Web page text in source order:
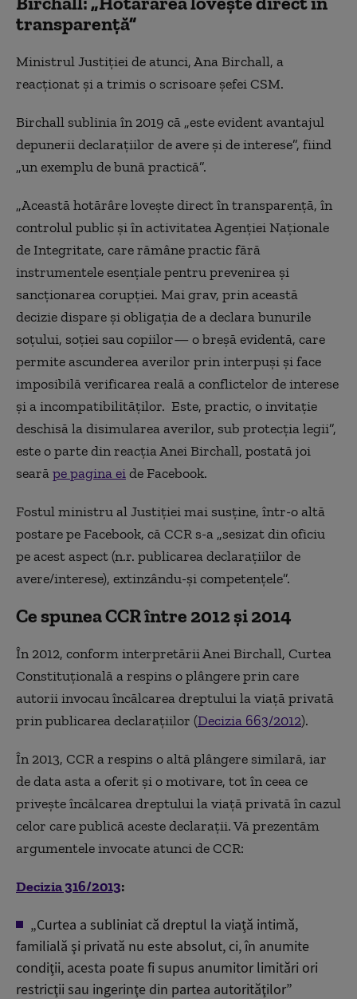
transparență”
Ministrul Justiției de atunci, Ana Birchall, a
reacționat și a trimis o scrisoare șefei CSM.
Birchall sublinia în 2019 că „este evident avantajul
depunerii declarațiilor de avere și de interese”, fiind
„un exemplu de bună practică”.
„Această hotărâre lovește direct în transparență, în
controlul public și în activitatea Agenției Naționale
de Integritate, care rămâne practic fără
instrumentele esențiale pentru prevenirea și
sancționarea corupției. Mai grav, prin această
decizie dispare și obligația de a declara bunurile
soțului, soției sau copiilor— o breșă evidentă, care
permite ascunderea averilor prin interpuși și face
imposibilă verificarea reală a conflictelor de interese
și a incompatibilităților. Este, practic, o invitație
deschisă la disimularea averilor, sub protecția legii”,
este o parte din reacția Anei Birchall, postată joi
searăpe pagina eide Facebook.
Fostul ministru al Justiției mai susține, într-o altă
postare pe Facebook, că CCR s-a „sesizat din oficiu
pe acest aspect (n.r. publicarea declarațiilor de
avere/interese), extinzându-și competențele”.
Ce spunea CCR între 2012 și 2014
În 2012, conform interpretării Anei Birchall, Curtea
Constituțională a respins o plângere prin care
autorii invocau încălcarea dreptului la viață privată
prin publicarea declarațiilor (Decizia 663/2012).
În 2013, CCR a respins o altă plângere similară, iar
de data asta a oferit și o motivare, tot în ceea ce
privește încălcarea dreptului la viață privată în cazul
celor care publică aceste declarații. Vă prezentăm
argumentele invocate atunci de CCR:
Decizia 316/2013:
„Curtea a subliniat că dreptul la viaţă intimă,
familială şi privată nu este absolut, ci, în anumite
condiţii, acesta poate fi supus anumitor limitări ori
restricţii sau ingerinţe din partea autorităţilor”